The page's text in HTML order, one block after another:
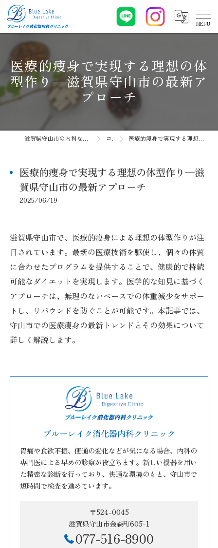
医療的痩身で実現する理想の体
型作り—滋賀県守山市の最新ア
プローチ
滋賀県守山市の内科ならブルーレイク消化器内科クリニック コラム 医療的痩身で実現する理想の体型作り—滋賀県守山市の最新アプローチ
医療的痩身で実現する理想の体型作り—滋
賀県守山市の最新アプローチ
2025/06/19
滋賀県守山市で、医療的痩身による理想の体型作りが注
目されています。最新の医療技術を駆使し、個々の体質
に合わせたプログラムを提供することで、健康的で持続
可能なダイエットを実現します。医学的な知見に基づく
アプローチは、無理のないペースでの体重減少をサポー
トし、リバウンドを防ぐことが可能です。本記事では、
守山市での医療痩身の最新トレンドとその効果について
詳しく解説します。
ブルーレイク消化器内科クリニック
胃痛や食欲不振、便通の変化などが気になる場合、内科の
専門医による早めの診察が役立ちます。新しい機器を用い
た精密な診断を行っており、快適な環境のもと、守山市で
短時間で検査を進めています。
〒524-0045
滋賀県守山市金森町605-1
077-516-8900